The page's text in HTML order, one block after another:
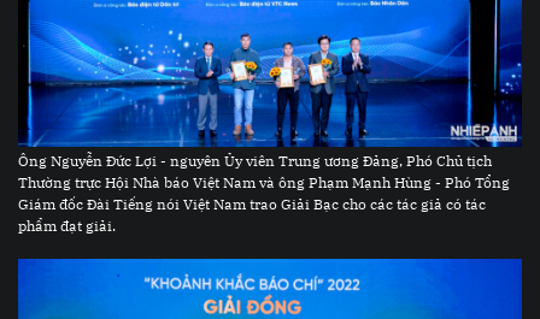
Ông Nguyễn Đức Lợi - nguyên Ủy viên Trung ương Đảng, Phó Chủ tịch
Thường trực Hội Nhà báo Việt Nam và ông Phạm Mạnh Hùng - Phó Tổng
Giám đốc Đài Tiếng nói Việt Nam trao Giải Bạc cho các tác giả có tác
phẩm đạt giải.